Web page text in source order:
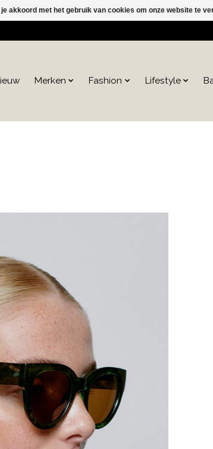
Merken Fashion Lifestyle
akkoord met het gebruik van cookies om onze website te